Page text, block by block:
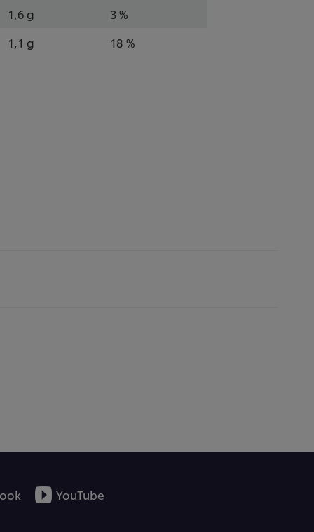
1,6 g
3 %
1,1 g 18 %
YouTube